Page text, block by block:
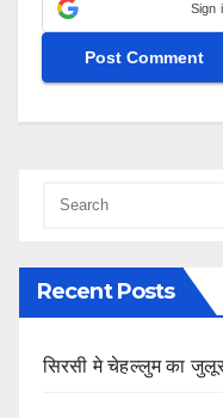
Sign
Recent Posts
सिरसी मे चेहल्लुम का